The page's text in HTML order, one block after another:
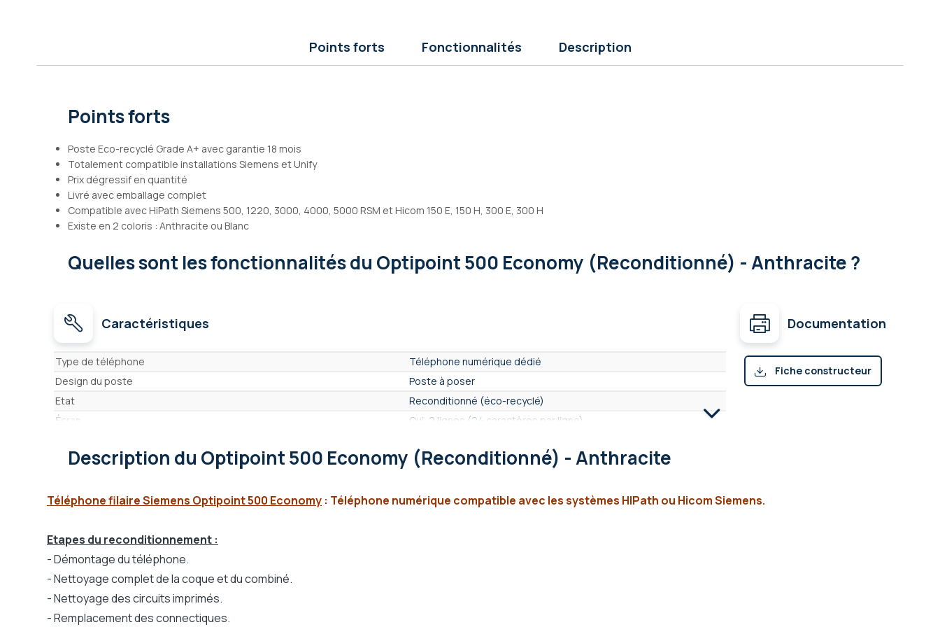
Points forts Fonctionnalités Description
Points forts
Poste Eco-recyclé Grade A+ avec garantie 18 mois
Totalement compatible installations Siemens et Unify
Prix dégressif en quantité
Livré avec emballage complet
Compatible avec HiPath Siemens 500, 1220, 3000, 4000, 5000 RSM et Hicom 150 E, 150 H, 300 E, 300 H
Existe en 2 coloris : Anthracite ou Blanc
Quelles sont les fonctionnalitésdu Optipoint 500 Economy (Reconditionné) - Anthracite ?
Caractéristiques
Caractéristiques
Type de téléphone
Téléphone numérique dédié
Design du poste
Poste à poser
Etat
Reconditionné (éco-recyclé)
Écran
Oui, 2 lignes (24 caractères par ligne)
Prise casque
Non
Journal des appels
NC
Compatible modules d'extension
Touche secret
Répertoire
Répondeur
Compatible aides auditives
Documentation
Fiche constructeur
Description du Optipoint 500 Economy (Reconditionné) - Anthracite
Téléphone filaire Siemens Optipoint 500 Economy : Téléphone numérique compatible avec les systèmes HIPath ou Hicom Siemens.
Etapes du reconditionnement :
- Démontage du téléphone.
- Nettoyage complet de la coque et du combiné.
- Nettoyage des circuits imprimés.
- Remplacement des connectiques.